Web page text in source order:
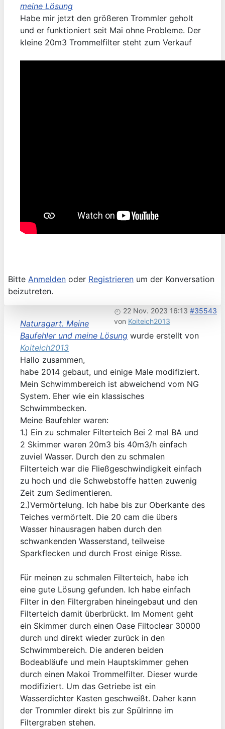
meine Lösung
Habe mir jetzt den größeren Trommler geholt
und er funktioniert seit Mai ohne Probleme. Der
kleine 20m3 Trommelfilter steht zum Verkauf
Bitte Anmelden oder Registrieren um der Konversation
beizutreten.
22 Nov. 2023 16:13 #35543
von Koiteich2013
Naturagart. Meine
Baufehler und meine Lösung wurde erstellt von
Koiteich2013
Hallo zusammen,
habe 2014 gebaut, und einige Male modifiziert.
Mein Schwimmbereich ist abweichend vom NG
System. Eher wie ein klassisches
Schwimmbecken.
Meine Baufehler waren:
1.) Ein zu schmaler Filterteich Bei 2 mal BA und
2 Skimmer waren 20m3 bis 40m3/h einfach
zuviel Wasser. Durch den zu schmalen
Filterteich war die Fließgeschwindigkeit einfach
zu hoch und die Schwebstoffe hatten zuwenig
Zeit zum Sedimentieren.
2.)Vermörtelung. Ich habe bis zur Oberkante des
Teiches vermörtelt. Die 20 cam die übers
Wasser hinausragen haben durch den
schwankenden Wasserstand, teilweise
Sparkflecken und durch Frost einige Risse.
Für meinen zu schmalen Filterteich, habe ich
eine gute Lösung gefunden. Ich habe einfach
Filter in den Filtergraben hineingebaut und den
Filterteich damit überbrückt. Im Moment geht
ein Skimmer durch einen Oase Filtoclear 30000
durch und direkt wieder zurück in den
Schwimmbereich. Die anderen beiden
Bodeabläufe und mein Hauptskimmer gehen
durch einen Makoi Trommelfilter. Dieser wurde
modifiziert. Um das Getriebe ist ein
Wasserdichter Kasten geschweißt. Daher kann
der Trommler direkt bis zur Spülrinne im
Filtergraben stehen.